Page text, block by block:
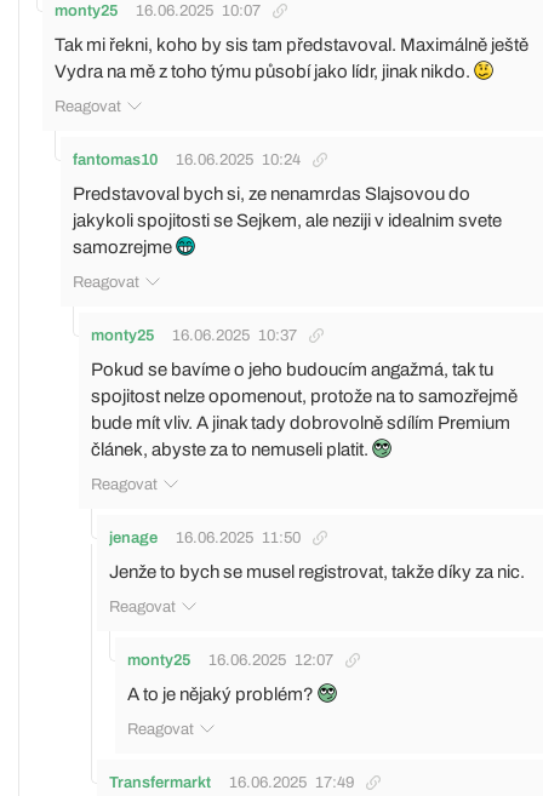
monty25 16.06.2025 10:07
Tak mi řekni, koho by sis tam představoval. Maximálně ještě
Vydra na mě z toho týmu působí jako lídr, jinak nikdo.
Reagovat
fantomas10 16.06.2025 10:24
Predstavoval bych si, ze nenamrdas Slajsovou do
jakykoli spojitosti se Sejkem, ale neziji v idealnim svete
samozrejme
Reagovat
monty25 16.06.2025 10:37
Pokud se bavíme o jeho budoucím angažmá, tak tu
spojitost nelze opomenout, protože na to samozřejmě
bude mít vliv. A jinak tady dobrovolně sdílím Premium
článek, abyste za to nemuseli platit.
Reagovat
jenage 16.06.2025 11:50
Jenže to bych se musel registrovat, takže díky za nic.
Reagovat
monty25 16.06.2025 12:07
A to je nějaký problém?
Reagovat
Transfermarkt 16.06.2025 17:49